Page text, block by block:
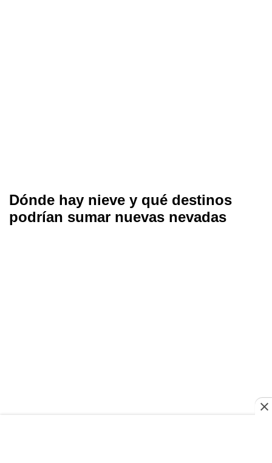
Dónde hay nieve y qué destinos
podrían sumar nuevas nevadas